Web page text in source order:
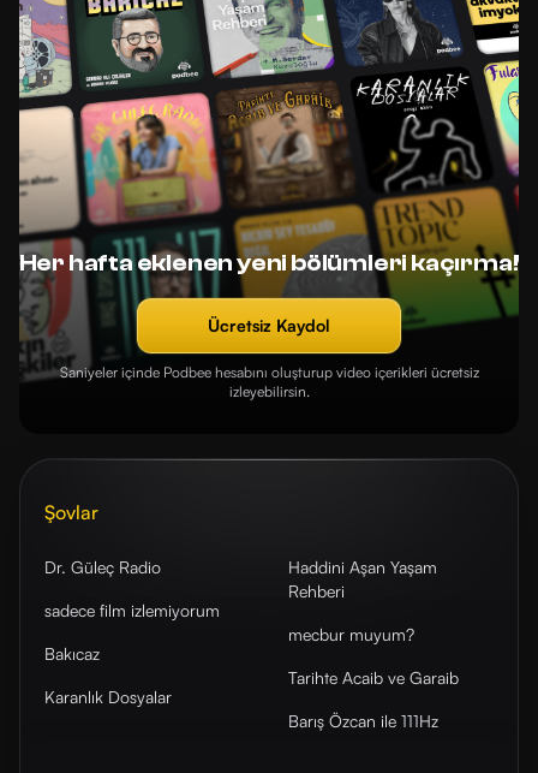
SIRALAMA
En
yeni
En
eski
Her hafta eklenen yeni bölümleri kaçırma!
Ücretsiz Kaydol
Saniyeler içinde Podbee hesabını oluşturup video içerikleri ücretsiz
izleyebilirsin.
Şovlar
Dr. Güleç Radio
sadece film izlemiyorum
Bakıcaz
Karanlık Dosyalar
Haddini Aşan Yaşam
Rehberi
mecbur muyum?
Tarihte Acaib ve Garaib
Barış Özcan ile 111Hz